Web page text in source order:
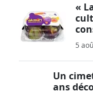
«
5
Un
ans